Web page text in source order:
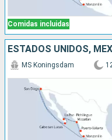
Comidas incluidas
ESTADOS UNIDOS,
MS Koningsdam